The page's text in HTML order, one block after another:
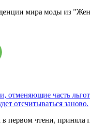
мира моды из
отменяющие часть
отсчитываться заново.
в первом чтени,